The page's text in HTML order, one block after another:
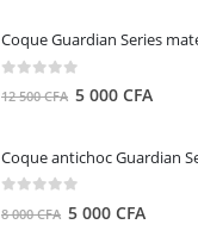
12 500CFA Le
500 CFA.
5 000 CFA
8 000CFA Le
5 000 CFA